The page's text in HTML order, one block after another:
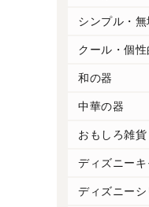
シンプル・
クール・個
和の器
中華の器
おもしろ雑
ディズニー
ディズニー